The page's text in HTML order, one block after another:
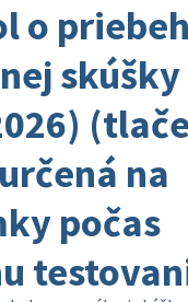
o
skúšky
na
počas